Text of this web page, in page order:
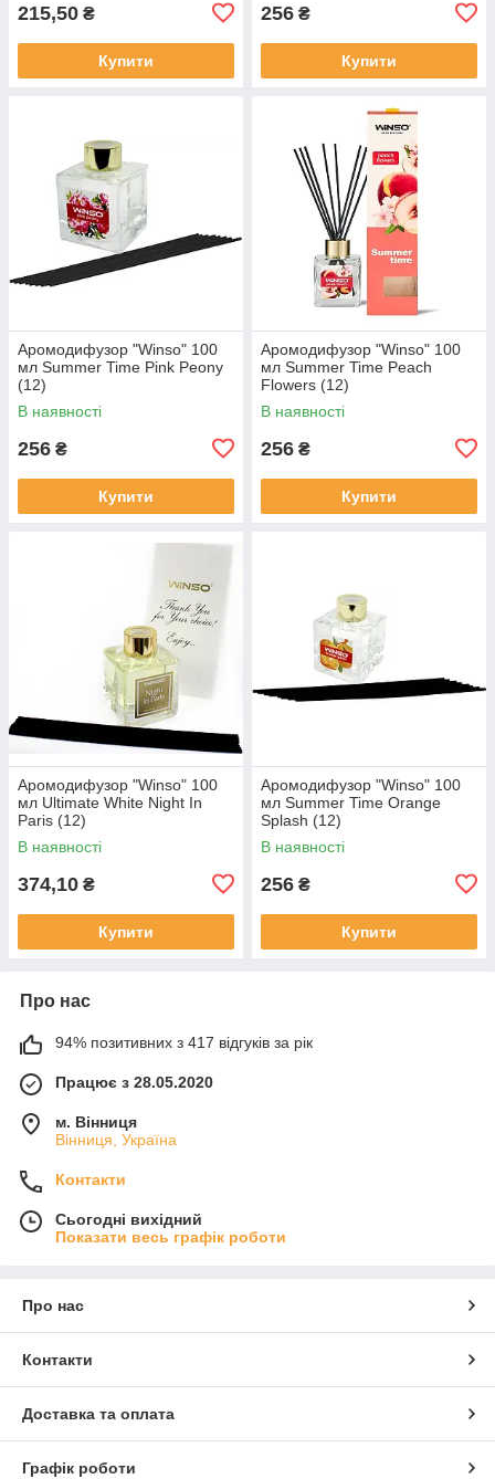
215,50 ₴
Купити
256 ₴
Купити
Аромодифузор "Winso" 100
мл Summer Time Pink Peony
(12)
В наявності
256 ₴
Купити
Аромодифузор "Winso" 100
мл Summer Time Peach
Flowers (12)
В наявності
256 ₴
Купити
Аромодифузор "Winso" 100
мл Ultimate White Night In
Paris (12)
В наявності
374,10 ₴
Купити
Аромодифузор "Winso" 100
мл Summer Time Orange
Splash (12)
В наявності
256 ₴
Купити
Про нас
94% позитивних з 417 відгуків за рік
Працює з 28.05.2020
м. Вінниця
Вінниця, Україна
Контакти
Сьогодні вихідний
Показати весь графік роботи
Про нас
Контакти
Доставка та оплата
Графік роботи